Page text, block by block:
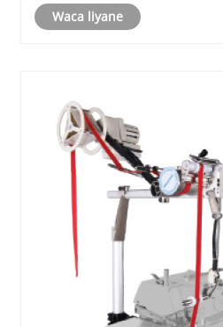
Waca liyane